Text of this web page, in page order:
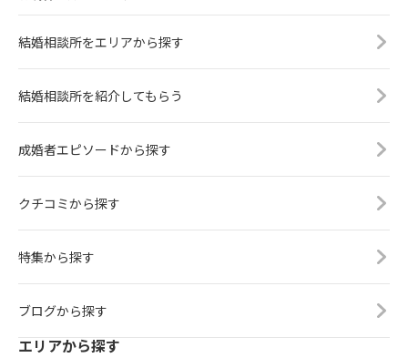
結婚相談所をエリアから探す
結婚相談所を紹介してもらう
成婚者エピソードから探す
クチコミから探す
特集から探す
ブログから探す
エリアから探す